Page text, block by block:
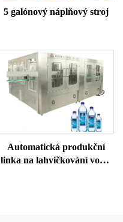
5 galónový náplňový stroj
Automatická produkční
linka na lahvičkování vody,